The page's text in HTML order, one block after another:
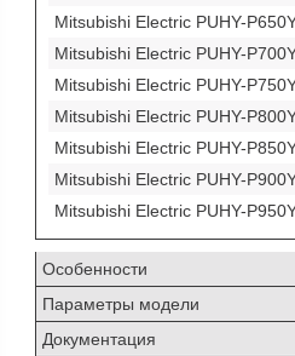
Mitsubishi Electric PUHY-
Mitsubishi Electric PUHY-
Mitsubishi Electric PUHY-
Mitsubishi Electric PUHY-
Mitsubishi Electric PUHY-
Mitsubishi Electric PUHY-
Mitsubishi Electric PUHY-
Особенности
Параметры модели
Документация